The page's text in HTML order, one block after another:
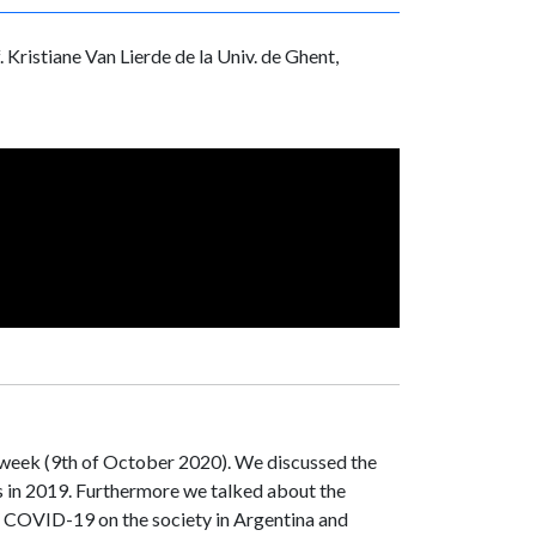
Van Lierde de la Univ. de Ghent,
(9th of October 2020). We discussed the
2019. Furthermore we talked about the
19 on the society in Argentina and